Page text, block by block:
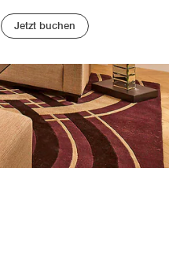
Jetzt buchen